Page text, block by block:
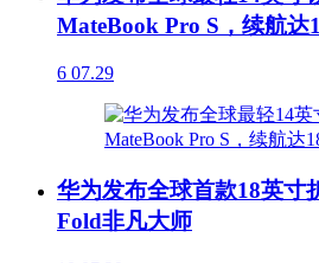
MateBook Pro S，续航达
6 07.29
华为发布全球首款18英寸
Fold非凡大师